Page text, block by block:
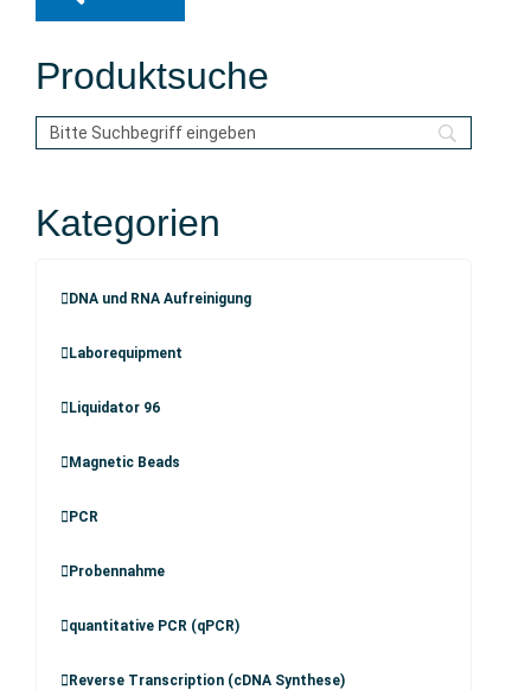
Produktsuche
Kategorien
DNA und RNA Aufreinigung
Laborequipment
Liquidator 96
Magnetic Beads
PCR
Probennahme
quantitative PCR (qPCR)
Reverse Transcription (cDNA Synthese)